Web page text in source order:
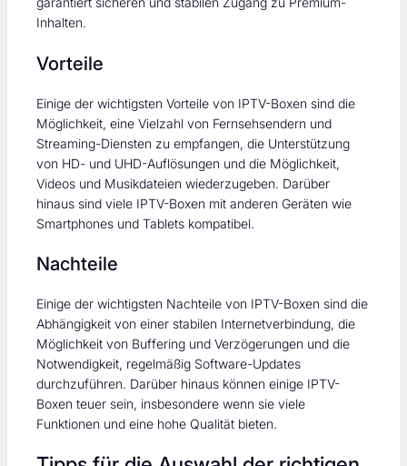
Inhalten.
Vorteile
Einige der wichtigsten Vorteile von IPTV-Boxen sind die
Möglichkeit, eine Vielzahl von Fernsehsendern und
Streaming-Diensten zu empfangen, die Unterstützung
von HD- und UHD-Auflösungen und die Möglichkeit,
Videos und Musikdateien wiederzugeben. Darüber
hinaus sind viele IPTV-Boxen mit anderen Geräten wie
Smartphones und Tablets kompatibel.
Nachteile
Einige der wichtigsten Nachteile von IPTV-Boxen sind die
Abhängigkeit von einer stabilen Internetverbindung, die
Möglichkeit von Buffering und Verzögerungen und die
Notwendigkeit, regelmäßig Software-Updates
durchzuführen. Darüber hinaus können einige IPTV-
Boxen teuer sein, insbesondere wenn sie viele
Funktionen und eine hohe Qualität bieten.